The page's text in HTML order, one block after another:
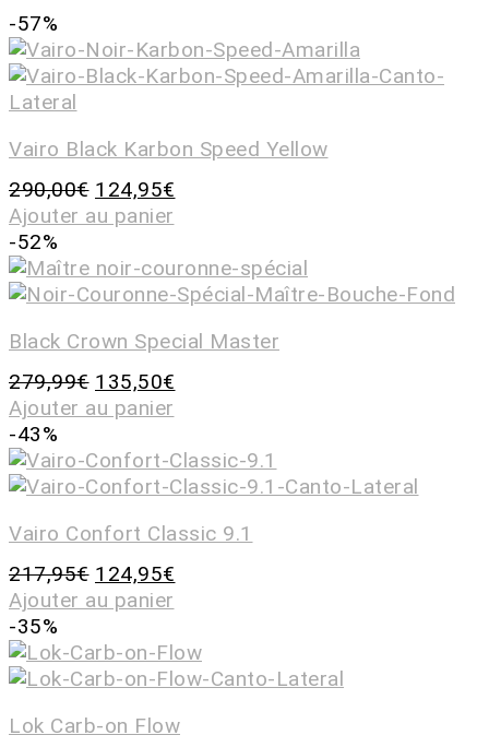
-57%
Vairo Black Karbon Speed Yellow
290,00€ 124,95€
Ajouter au panier
-52%
Black Crown Special Master
279,99€ 135,50€
Ajouter au panier
-43%
Vairo Confort Classic 9.1
217,95€ 124,95€
Ajouter au panier
-35%
Lok Carb-on Flow